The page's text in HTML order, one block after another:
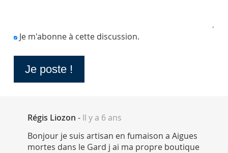
Je m'abonne à cette discussion.
Régis Liozon - Il y a 6 ans
Bonjour je suis artisan en fumaison a Aigues
mortes dans le Gard j ai ma propre boutique